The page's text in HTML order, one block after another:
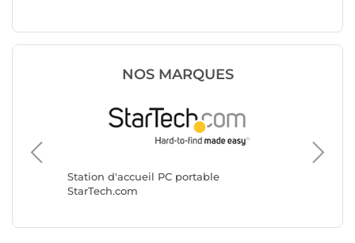
NOS MARQUES
Station d'accueil PC portable
StarTech.com
Station
i-tec